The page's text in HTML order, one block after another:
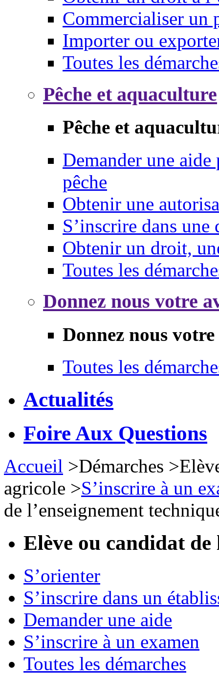
Commercialiser un
Importer ou
Toutes les
Pêche et aquaculture
Pêche et
Demander une
pêche
Obtenir une
S’inscrire dans une
Obtenir un droit,
Toutes les
Donnez nous votre
Donnez nous
Toutes les
Actualités
Foire Aux Questions
Accueil >Démarches >
agricole >S’inscrire à un
de l’enseignement
Elève ou candidat de
S’orienter
S’inscrire dans un
Demander une aide
S’inscrire à un examen
Toutes les démarches